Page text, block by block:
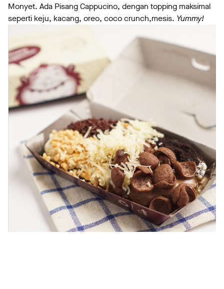
Monyet. Ada Pisang Cappucino, dengan topping maksimal
seperti keju, kacang, oreo, coco crunch,mesis. Yummy!